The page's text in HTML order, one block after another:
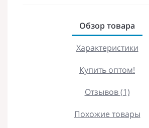
Обзор товара
Характеристики
Купить оптом!
Отзывов (1)
Похожие товары